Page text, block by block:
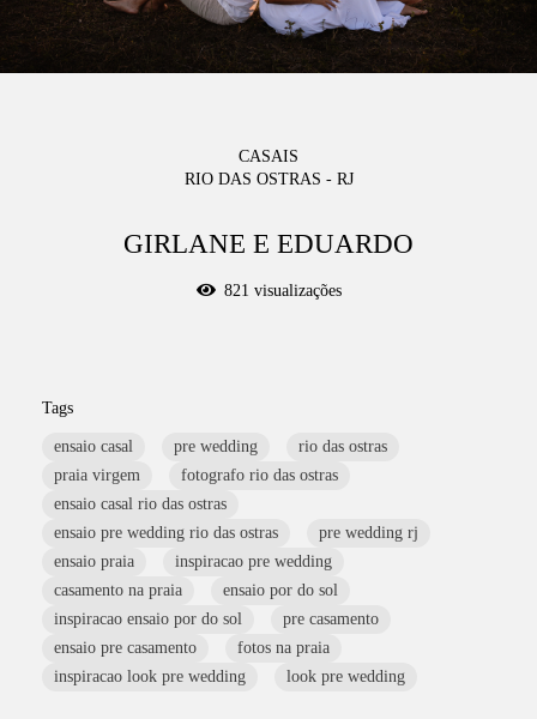
CASAIS
RIO DAS OSTRAS - RJ
GIRLANE E EDUARDO
821 visualizações
Tags
ensaio casal pre wedding
rio das ostras
praia virgem
fotografo rio das ostras
ensaio casal rio das ostras
ensaio pre wedding rio das ostras
pre wedding rj
ensaio praia
inspiracao pre wedding
casamento na praia
ensaio por do sol
inspiracao ensaio por do sol
pre casamento
ensaio pre casamento
fotos na praia
inspiracao look pre wedding
look pre wedding